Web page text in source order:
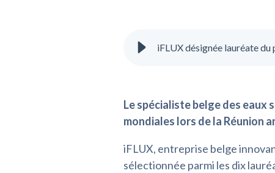
iFLUX désignée lauréate
Le spécialiste belge des eaux
mondiales lors de la Réunion
iFLUX, entreprise belge
sélectionnée parmi les dix